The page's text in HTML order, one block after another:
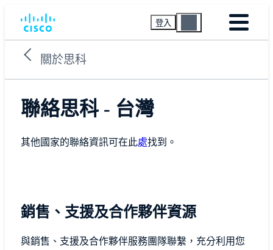
登入
關於思科
聯絡思科 - 台灣
其他國家的聯絡資訊可在此處找到。
銷售、支援及合作夥伴資源
與銷售、支援及合作夥伴服務團隊聯繫，充分利用您